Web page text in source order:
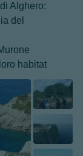
Alghero:
del
habitat